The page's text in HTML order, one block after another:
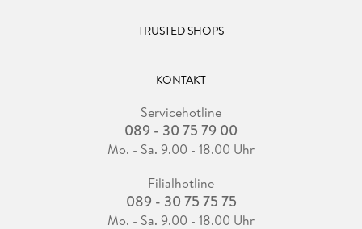
TRUSTED SHOPS
KONTAKT
Servicehotline
089 - 30 75 79 00
Mo. - Sa. 9.00 - 18.00 Uhr
Filialhotline
089 - 30 75 75 75
Mo. - Sa. 9.00 - 18.00 Uhr